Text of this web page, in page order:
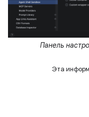
Панель
Эта